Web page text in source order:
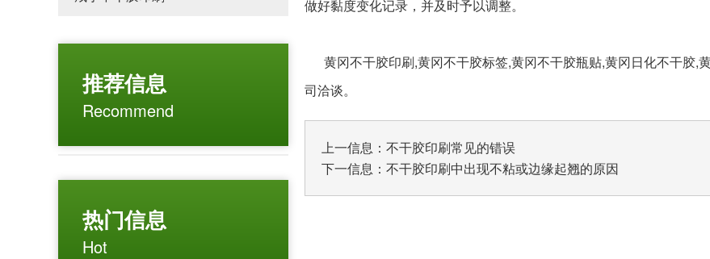
推荐信息
Recommend
热门信息
Hot
做好黏度变化记录，并及时予以调整。
黄冈不干胶印刷,黄冈不干胶标签,黄冈不干胶瓶贴,黄冈日化不干胶,
司洽谈。
上一信息： 不干胶印刷常见的错误
下一信息： 不干胶印刷中出现不粘或边缘起翘的原因